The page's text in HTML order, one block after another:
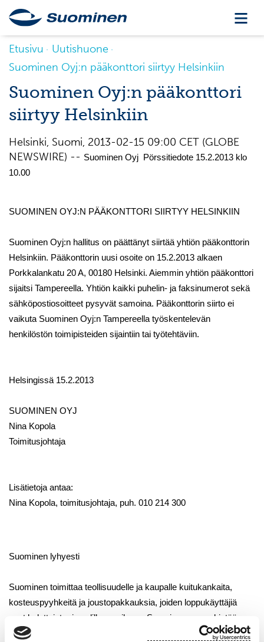
Etusivu
Uutishuone
Suominen Oyj:n pääkonttori siirtyy Helsinkiin
Suominen Oyj:n pääkonttori
siirtyy Helsinkiin
Helsinki, Suomi, 2013-02-15 09:00 CET (GLOBE
NEWSWIRE) -- Suominen Oyj Pörssitiedote 15.2.2013 klo
10.00
SUOMINEN OYJ:N PÄÄKONTTORI SIIRTYY HELSINKIIN
Suominen Oyj:n hallitus on päättänyt siirtää yhtiön pääkonttorin
Helsinkiin. Pääkonttorin uusi osoite on 15.2.2013 alkaen
Porkkalankatu 20 A, 00180 Helsinki. Aiemmin yhtiön pääkonttori
sijaitsi Tampereella. Yhtiön kaikki puhelin- ja faksinumerot sekä
sähköpostiosoitteet pysyvät samoina. Pääkonttorin siirto ei
vaikuta Suominen Oyj:n Tampereella työskentelevän
henkilöstön toimipisteiden sijaintiin tai työtehtäviin.
Helsingissä 15.2.2013
SUOMINEN OYJ
Nina Kopola
Toimitusjohtaja
Lisätietoja antaa:
Nina Kopola, toimitusjohtaja, puh. 010 214 300
Suominen lyhyesti
Suominen toimittaa teollisuudelle ja kaupalle kuitukankaita,
kosteuspyyhkeitä ja joustopakkauksia, joiden loppukäyttäjiä
ovat kuluttajat eri puolilla maailmaa. Suominen on pyyhintään
tarkoitettujen kuitukankaiden globaali markkinajohtaja. Yhtiö